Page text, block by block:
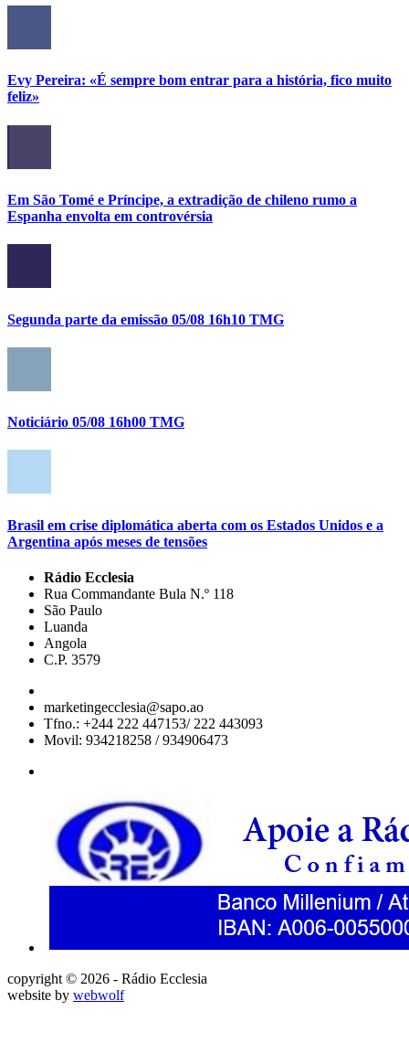
Evy Pereira: «É sempre bom entrar para a história, fico muito
feliz»
Em São Tomé e Príncipe, a extradição de chileno rumo a
Espanha envolta em controvérsia
Segunda parte da emissão 05/08 16h10 TMG
Noticiário 05/08 16h00 TMG
Brasil em crise diplomática aberta com os Estados Unidos e a
Argentina após meses de tensões
Rádio Ecclesia
Rua Commandante Bula N.º 118
São Paulo
Luanda
Angola
C.P. 3579
marketingecclesia@sapo.ao
Tfno.: +244 222 447153/ 222 443093
Movil: 934218258 / 934906473
copyright © 2026 - Rádio Ecclesia
website by webwolf